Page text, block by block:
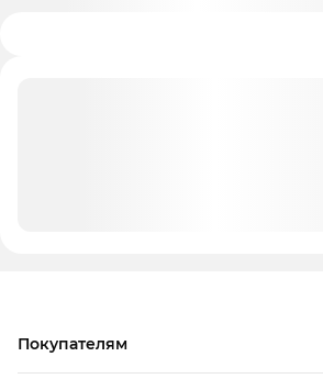
Покупателям